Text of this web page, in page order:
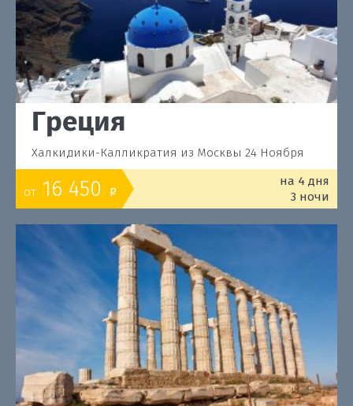
Греция
Халкидики-Калликратия из Москвы 24 Ноября
от 16 450 o
на 4 дня
3 ночи